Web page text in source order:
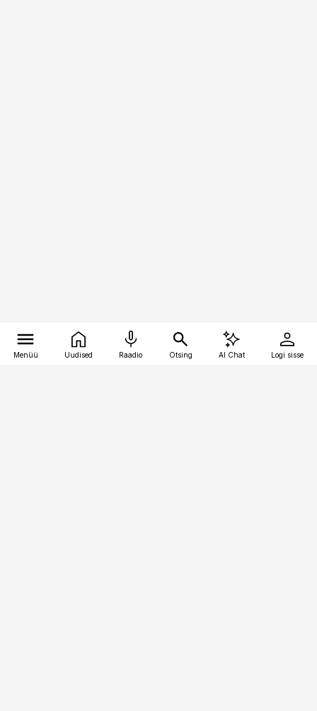
Menüü Uudised Raadio Otsing AI Chat Logi sisse